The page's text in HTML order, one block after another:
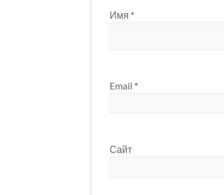
Имя *
Email *
Сайт